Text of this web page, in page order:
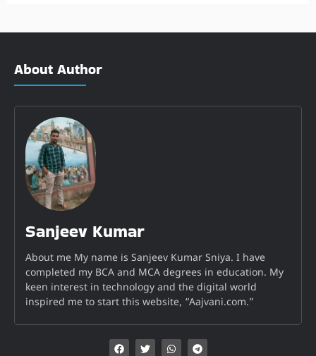
About Author
Sanjeev Kumar
About me My name is Sanjeev Kumar Sniya. I have
completed my BCA and MCA degrees in education. My
keen interest in technology and the digital world
inspired me to start this website, “Aajvani.com.”